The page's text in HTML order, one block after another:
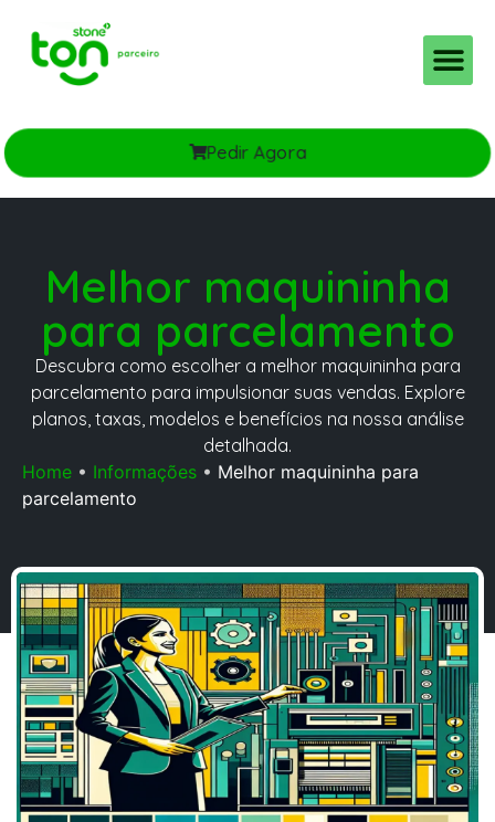
Pedir Agora
Melhor maquininha
para parcelamento
Descubra como escolher a melhor maquininha para
parcelamento para impulsionar suas vendas. Explore
planos, taxas, modelos e benefícios na nossa análise
detalhada.
Home • Informações • Melhor maquininha para
parcelamento